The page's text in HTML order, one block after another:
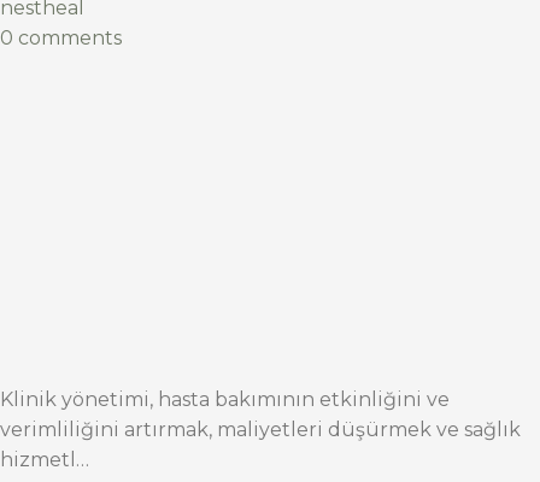
nestheal
0 comments
Klinik yönetimi, hasta bakımının etkinliğini ve
verimliliğini artırmak, maliyetleri düşürmek ve sağlık
hizmetl…